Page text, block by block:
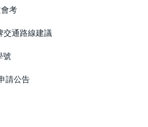
考
交通路線建議
號
請公告